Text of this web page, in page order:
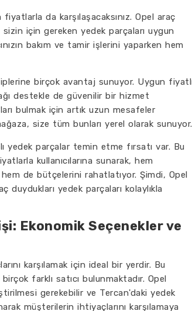
da karşılaşacaksınız. Opel araç
için gereken yedek parçaları uygun
bakım ve tamir işlerini yaparken hem
birçok avantaj sunuyor. Uygun
destekle de güvenilir bir hizmet
bulmak için artık uzun mesafeler
size tüm bunları yerel olarak sunuyor.
yedek parçalar temin etme fırsatı var. Bu
kullanıcılarına sunarak, hem
hem de bütçelerini rahatlatıyor. Şimdi, Opel
yedek parçaları kolaylıkla
Ekonomik Seçenekler ve
karşılamak için ideal bir yerdir. Bu
farklı satıcı bulunmaktadır. Opel
gerekebilir ve Tercan'daki yedek
müşterilerin ihtiyaçlarını karşılamaya